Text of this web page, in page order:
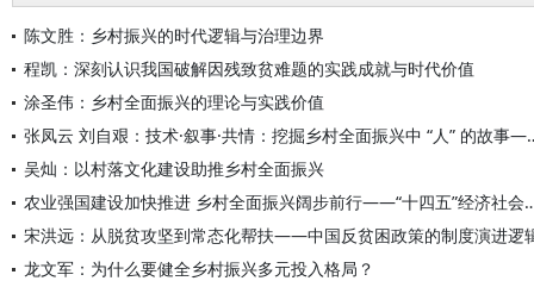
陈文胜：乡村振兴的时代逻辑与治理边界
程凯：深刻认识我国破解因残致贫难题的实践成就与时代价值
涂圣伟：乡村全面振兴的理论与实践价值
张凤云 刘自艰：技术·叙事·共情
吴灿：以村落文化建设助推乡村全面振兴
农业强国建设加快推进 乡村全面振
宋洪远：从脱贫攻坚到常态化帮扶——中国反贫困政策的制度演进逻
龙文军：为什么要健全乡村振兴多元投入格局？